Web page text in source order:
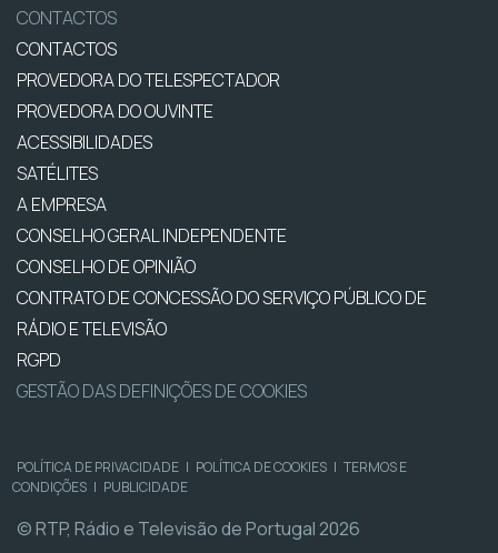
CONTACTOS
CONTACTOS
PROVEDORA DO TELESPECTADOR
PROVEDORA DO OUVINTE
ACESSIBILIDADES
SATÉLITES
A EMPRESA
CONSELHO GERAL INDEPENDENTE
CONSELHO DE OPINIÃO
CONTRATO DE CONCESSÃO DO SERVIÇO PÚBLICO DE
RÁDIO E TELEVISÃO
RGPD
GESTÃO DAS DEFINIÇÕES DE COOKIES
POLÍTICA DE PRIVACIDADE | POLÍTICA DE COOKIES | TERMOS E
CONDIÇÕES | PUBLICIDADE
© RTP, Rádio e Televisão de Portugal 2026